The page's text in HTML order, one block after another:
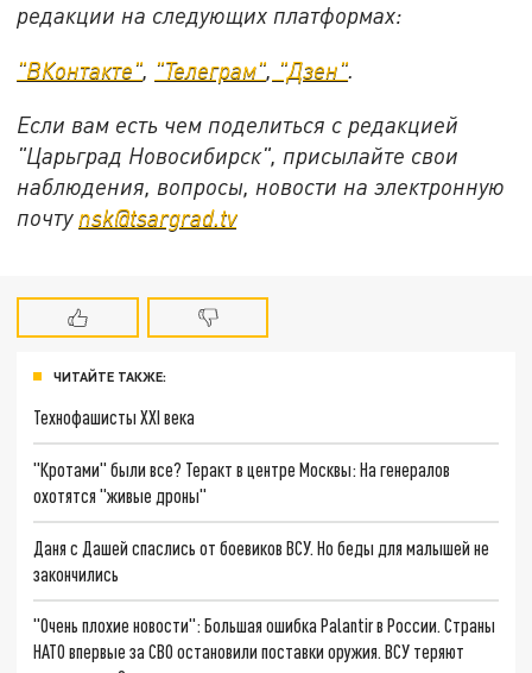
редакции на следующих платформах:
"ВКонтакте", "Телеграм", "Дзен".
Если вам есть чем поделиться с редакцией
"Царьград Новосибирск", присылайте свои
наблюдения, вопросы, новости на электронную
почту nsk@tsargrad.tv
ЧИТАЙТЕ ТАКЖЕ:
Технофашисты XXI века
"Кротами" были все? Теракт в центре Москвы: На генералов
охотятся "живые дроны"
Даня с Дашей спаслись от боевиков ВСУ. Но беды для малышей не
закончились
"Очень плохие новости": Большая ошибка Palantir в России. Страны
НАТО впервые за СВО остановили поставки оружия. ВСУ теряют